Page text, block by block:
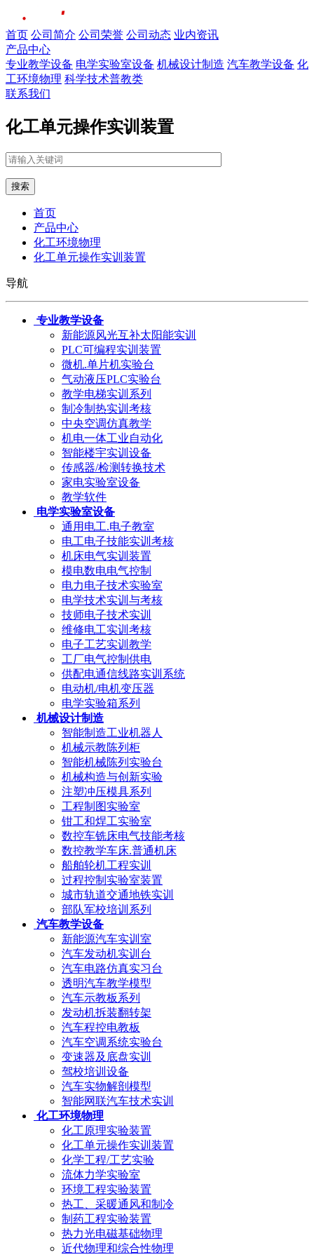
首页 公司简介 公司荣誉 公司动态 业内资讯
产品中心
专业教学设备 电学实验室设备 机械设计制造 汽车教学设备 化
工环境物理 科学技术普教类
联系我们
化工单元操作实训装置
搜索
首页
产品中心
化工环境物理
化工单元操作实训装置
导航
专业教学设备
新能源风光互补太阳能实训
PLC可编程实训装置
微机.单片机实验台
气动液压PLC实验台
教学电梯实训系列
制冷制热实训考核
中央空调仿真教学
机电一体工业自动化
智能楼宇实训设备
传感器/检测转换技术
家电实验室设备
教学软件
电学实验室设备
通用电工.电子教室
电工电子技能实训考核
机床电气实训装置
模电数电电气控制
电力电子技术实验室
电学技术实训与考核
技师电子技术实训
维修电工实训考核
电子工艺实训教学
工厂电气控制供电
供配电通信线路实训系统
电动机/电机变压器
电学实验箱系列
机械设计制造
智能制造工业机器人
机械示教陈列柜
智能机械陈列实验台
机械构造与创新实验
注塑冲压模具系列
工程制图实验室
钳工和焊工实验室
数控车铣床电气技能考核
数控教学车床.普通机床
船舶轮机工程实训
过程控制实验室装置
城市轨道交通地铁实训
部队军校培训系列
汽车教学设备
新能源汽车实训室
汽车发动机实训台
汽车电路仿真实习台
透明汽车教学模型
汽车示教板系列
发动机拆装翻转架
汽车程控电教板
汽车空调系统实验台
变速器及底盘实训
驾校培训设备
汽车实物解剖模型
智能网联汽车技术实训
化工环境物理
化工原理实验装置
化工单元操作实训装置
化学工程/工艺实验
流体力学实验室
环境工程实验装置
热工、采暖通风和制冷
制药工程实验装置
热力光电磁基础物理
近代物理和综合性物理